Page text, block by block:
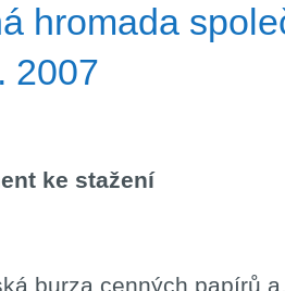
hromada
2007
ke stažení
burza cenných papírů